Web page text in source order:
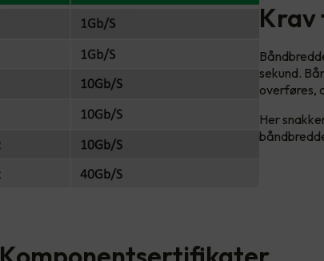
Krav
sekund.
overføres,
Her